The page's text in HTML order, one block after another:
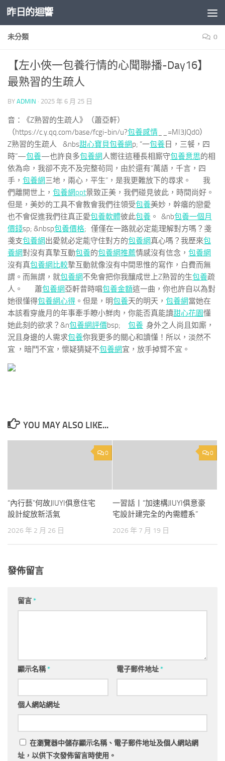
Skip to content
昨日的迴響
未分類 0
【左小俠一包養行情的心聞聯播-Day16】
最熟習的生疏人
BY ADMIN · 2025 年 6 月 25 日
音：《Z熟習的生疏人》（蕭亞軒）
（https://c.y.qq.com/base/fcgi-bin/u?包養感情 __=MI3JQd0）
Z熟習的生疏人 &nbs甜心寶貝包養網p; “一包養日，三餐，四
時”—包養—也許良多包養網人嚮往這種長相廝守包養意思的相
依為命，我卻不克不及完整茍同，由於還有“萬語，千言，四
手， 包養網三地，兩心，平生”，是我更難放下的尋求。 我
們離開世上， 包養網ppt景致正美，我們碰見彼此，時間尚好。
但是，美妙的工具不會教會我們往領受包養美妙，幹癟的戀愛
也不會促進我們往真正愛包養軟體彼此包養 。 &nb包養一個月
價錢sp; &nbsp包養價格; 僅僅在一路就必定能理解對方嗎？戔
戔支包養網出愛就必定能守住對方的包養網真心嗎？我歷來包
養網對沒有真摯互動包養的包養網推薦情感沒有信念， 包養網
沒有真包養網比較摯互動就像沒有中間思惟的寫作，白費而無
謂。而無謂，就包養網不免會把你我釀成世上Z熟習的生包養疏
人。 蕭包養網亞軒昔時唱包養金額這一曲，你也許自以為對
她很懂得包養網心得 。但是，明包養天的明天， 包養網當她在
本該看穿歲月的年事牽手瞭小鮮肉，你能否真能讀甜心花園懂
她此刻的欲求？&n包養網評價bsp; 包養 身外之人尚且如廝，
況且身邊的人需求包養你我更多的關心和讀懂！所以，淡然不
宜 ，暗鬥不宜，懷疑猜疑不包養網宜，放手掉臂不宜。
YOU MAY ALSO LIKE...
0
“內行藝”何故JIUYI俱意住宅
設計綻放新活氣
2026 年 2 月 26 日
0
一習話丨“加速構JIUYI俱意豪
宅設計建完全的內需體系”
2026 年 7 月 19 日
發佈留言
留言*
顯示名稱* 電子郵件地址*
個人網站網址
在瀏覽器中儲存顯示名稱、電子郵件地址及個人網站網
址，以供下次發佈留言時使用。